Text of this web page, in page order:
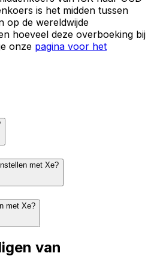
is het midden tussen
op de wereldwijde
hoeveel deze overboeking bij
onze pagina voor het
met Xe?
met Xe?
van